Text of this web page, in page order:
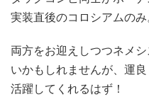
実装直後のコロシアムのみ
両方をお迎えしつつネメ
いかもしれませんが、運
活躍してくれるはず！